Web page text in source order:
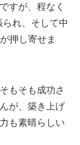
すが、 程なく
られ、そして中
押し寄せ ま
もそも成功さ
が、築き上げ
も素晴らしい